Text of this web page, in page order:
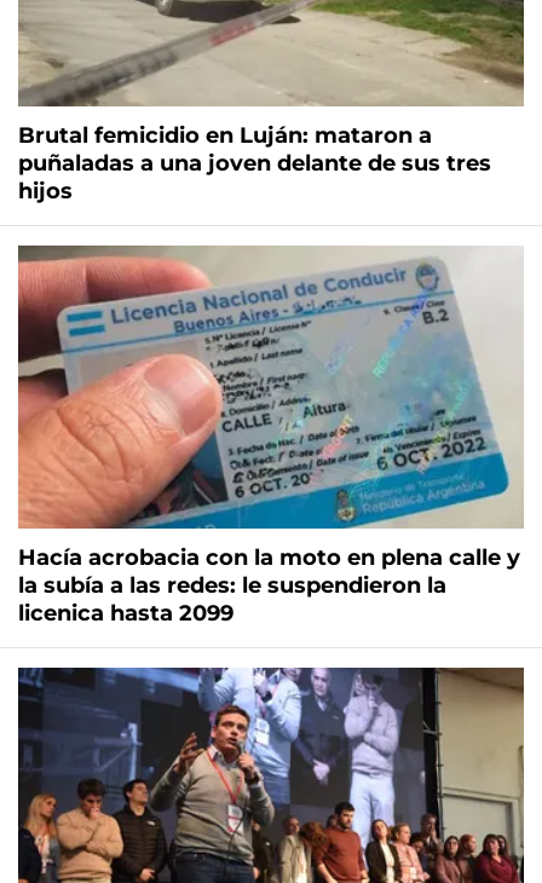
Brutal femicidio en Luján: mataron a
puñaladas a una joven delante de sus tres
hijos
Hacía acrobacia con la moto en plena calle y
la subía a las redes: le suspendieron la
licenica hasta 2099